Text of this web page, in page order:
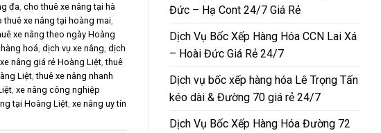
đa cho thuê xe nâng tại hà
thuê xe nâng tại hoàng mai
xe nâng theo ngày Hoàng
hoá dịch vụ xe nâng dịch
nâng giá rẻ Hoàng Liệt ,thuê
Liệt ,thuê xe nâng nhanh
xe nâng công nghiệp
tại Hoàng Liệt xe nâng uy tín
Đức – Hạ Cont 24/7 Giá Rẻ
Dịch Vụ Bốc Xếp Hàng Hóa CCN Lai Xá
– Hoài Đức Giá Rẻ 24/7
Dịch vụ bốc xếp hàng hóa Lê Trọng Tấn
kéo dài & Đường 70 giá rẻ 24/7
Dịch Vụ Bốc Xếp Hàng Hóa Đường 72